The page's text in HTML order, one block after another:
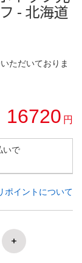
- 北海道
ただいておりま
16720 円
いで
ポイントについて